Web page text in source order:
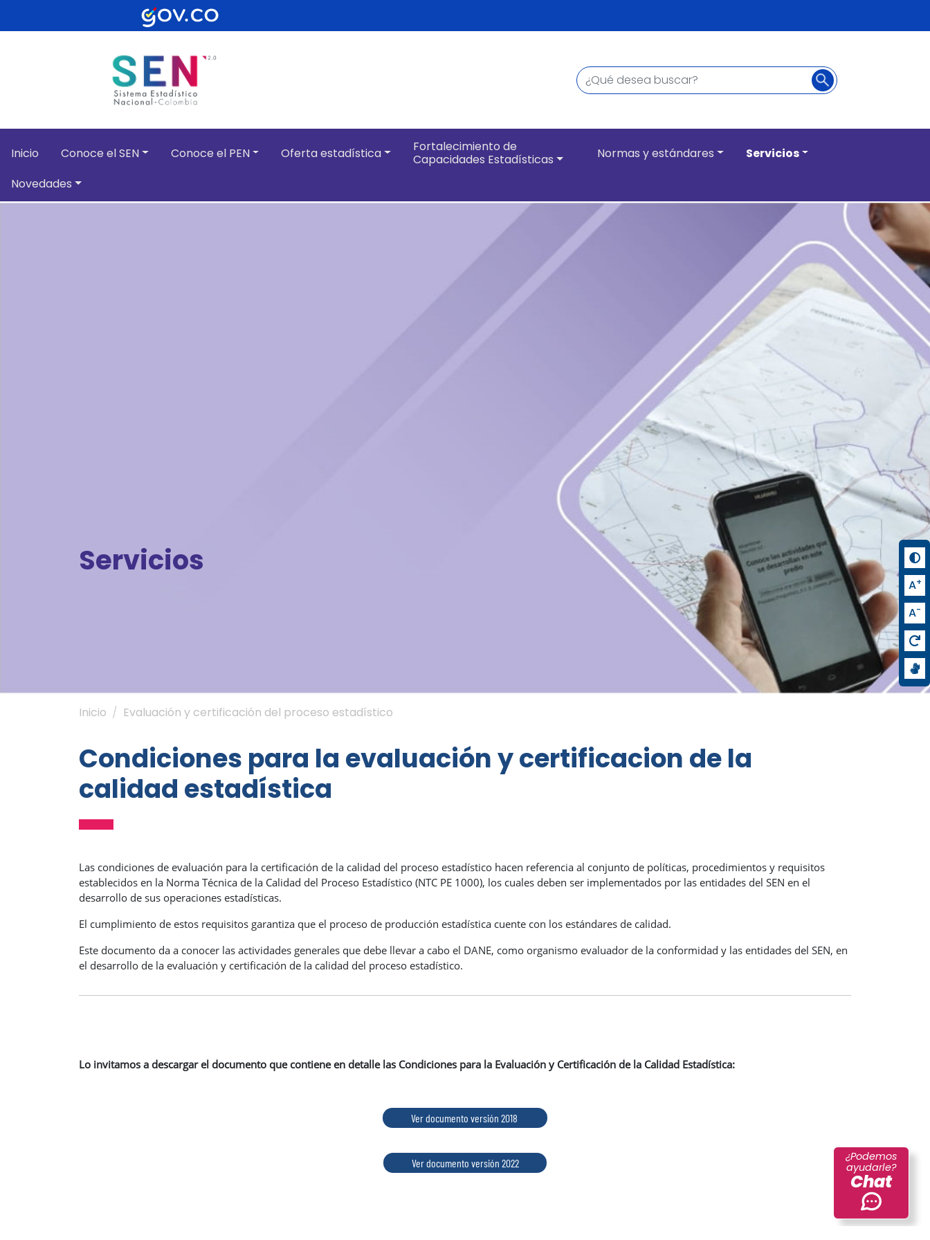
Pasar al contenido principal
Buscar Buscar
Navegación principal
Inicio Conoce el SEN Conoce el PEN Oferta estadística
Fortalecimiento de
Capacidades Estadísticas
Normas y estándares
Servicios
Novedades
Servicios
Inicio Evaluación y certificación del proceso estadístico
Condiciones para la evaluación y certificacion de la
calidad estadística
Las condiciones de evaluación para la certificación de la calidad del proceso estadístico hacen referencia al conjunto de políticas, procedimientos y requisitos
establecidos en la Norma Técnica de la Calidad del Proceso Estadístico (NTC PE 1000), los cuales deben ser implementados por las entidades del SEN en el
desarrollo de sus operaciones estadísticas.
El cumplimiento de estos requisitos garantiza que el proceso de producción estadística cuente con los estándares de calidad.
Este documento da a conocer las actividades generales que debe llevar a cabo el DANE, como organismo evaluador de la conformidad y las entidades del SEN, en
el desarrollo de la evaluación y certificación de la calidad del proceso estadístico.
Lo invitamos a descargar el documento que contiene en detalle las Condiciones para la Evaluación y Certificación de la Calidad Estadística:
Ver documento versión 2018
Ver documento versión 2022
A+
A-
¿Podemos
ayudarle?
Chat